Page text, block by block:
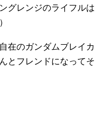
グレンジのライフルは
在のガンダムブレイカ
とフレンドになってそ